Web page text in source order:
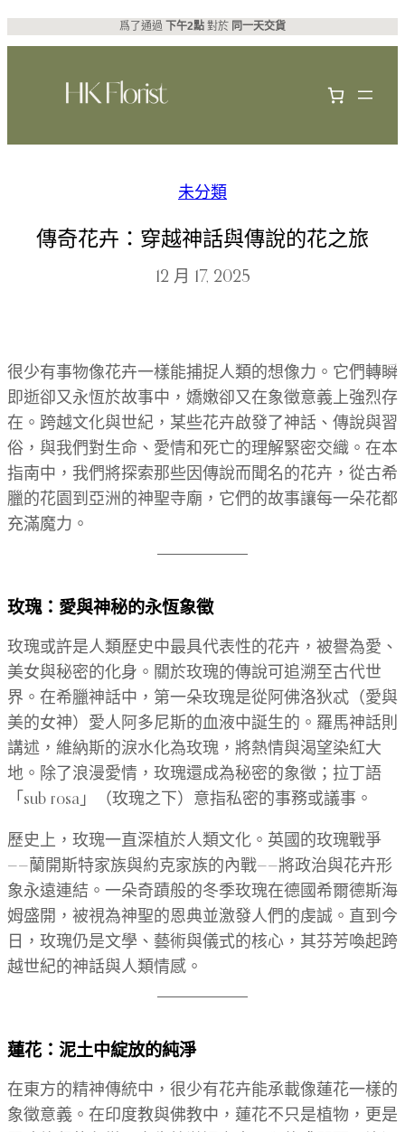
跳
至
容
爲了通過 下午2點 對於 同一天交貨
未分類
傳奇花卉：穿越神話與傳說的花之旅
12 月 17, 2025
很少有事物像花卉一樣能捕捉人類的想像力。它們轉瞬
即逝卻又永恆於故事中，嬌嫩卻又在象徵意義上強烈存
在。跨越文化與世紀，某些花卉啟發了神話、傳說與習
俗，與我們對生命、愛情和死亡的理解緊密交織。在本
指南中，我們將探索那些因傳說而聞名的花卉，從古希
臘的花園到亞洲的神聖寺廟，它們的故事讓每一朵花都
充滿魔力。
玫瑰：愛與神秘的永恆象徵
玫瑰或許是人類歷史中最具代表性的花卉，被譽為愛、
美女與秘密的化身。關於玫瑰的傳說可追溯至古代世
界。在希臘神話中，第一朵玫瑰是從阿佛洛狄忒（愛與
美的女神）愛人阿多尼斯的血液中誕生的。羅馬神話則
講述，維納斯的淚水化為玫瑰，將熱情與渴望染紅大
地。除了浪漫愛情，玫瑰還成為秘密的象徵；拉丁語
「sub rosa」（玫瑰之下）意指私密的事務或議事。
歷史上，玫瑰一直深植於人類文化。英國的玫瑰戰爭
——蘭開斯特家族與約克家族的內戰——將政治與花卉形
象永遠連結。一朵奇蹟般的冬季玫瑰在德國希爾德斯海
姆盛開，被視為神聖的恩典並激發人們的虔誠。直到今
日，玫瑰仍是文學、藝術與儀式的核心，其芬芳喚起跨
越世紀的神話與人類情感。
蓮花：泥土中綻放的純淨
在東方的精神傳統中，很少有花卉能承載像蓮花一樣的
象徵意義。在印度教與佛教中，蓮花不只是植物，更是